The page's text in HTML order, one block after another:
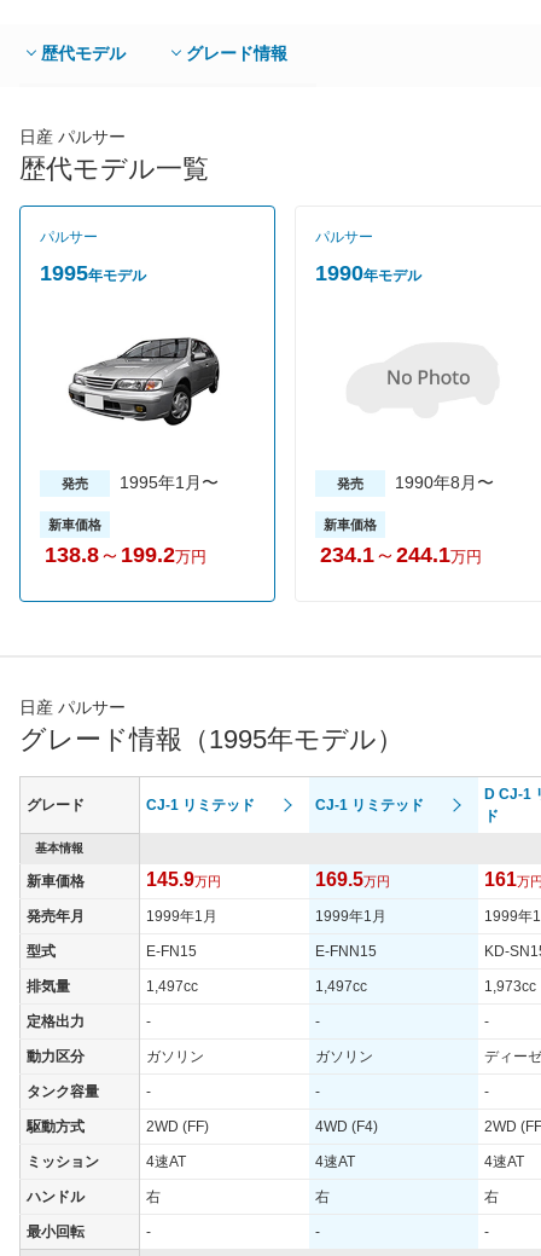
歴代モデル グレード情報
日産 パルサー
歴代モデル一覧
パルサー
1995年モデル
発売 1995年1月〜
新車価格
138.8～ 199.2万円
パルサー
1990年モデル
発売 1990年8月〜
新車価格
234.1～ 244.1万円
日産 パルサー
グレード情報（1995年モデル）
グレード CJ-1 リミテッド CJ-1 リミテッド
D CJ-1
ド
基本情報
新車価格 145.9万円 169.5万円 161万
発売年月 1999年1月 1999年1月 1999年
型式 E-FN15 E-FNN15 KD-
排気量 1,497cc 1,497cc 1,973cc
定格出力 - - -
動力区分 ガソリン ガソリン ディー
タンク容量 - - -
駆動方式 2WD (FF) 4WD (F4) 2WD
ミッション 4速AT 4速AT 4速AT
ハンドル 右 右 右
最小回転 - - -